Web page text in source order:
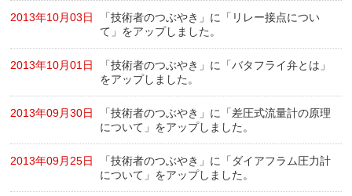
2013年10月03日
「技術者のつぶやき」に「リレー接点につい
て」をアップしました。
2013年10月01日
「技術者のつぶやき」に「バタフライ弁とは」
をアップしました。
2013年09月30日
「技術者のつぶやき」に「差圧式流量計の原理
について」をアップしました。
2013年09月25日
「技術者のつぶやき」に「ダイアフラム圧力計
について」をアップしました。